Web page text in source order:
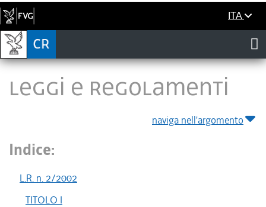
ITA
LEGGI E REGOLAMENTI
naviga nell'argomento
Indice:
L.R. n. 2/2002
TITOLO I